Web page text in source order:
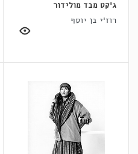
ג'קט מבד מולידור
רוז'י בן יוסף